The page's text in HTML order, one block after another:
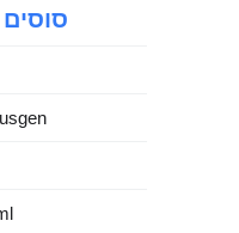
סוסים